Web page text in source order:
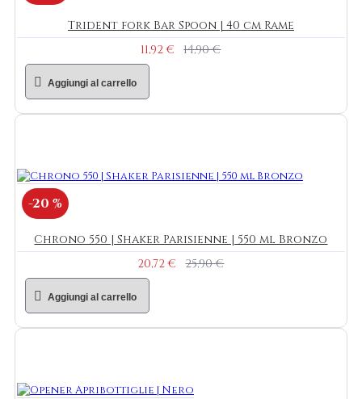
Trident fork Bar Spoon | 40 cm Rame
11,92 €
14,90 €
Aggiungi al carrello
-20 %
Chrono 550 | Shaker Parisienne | 550 ml Bronzo
20,72 €
25,90 €
Aggiungi al carrello